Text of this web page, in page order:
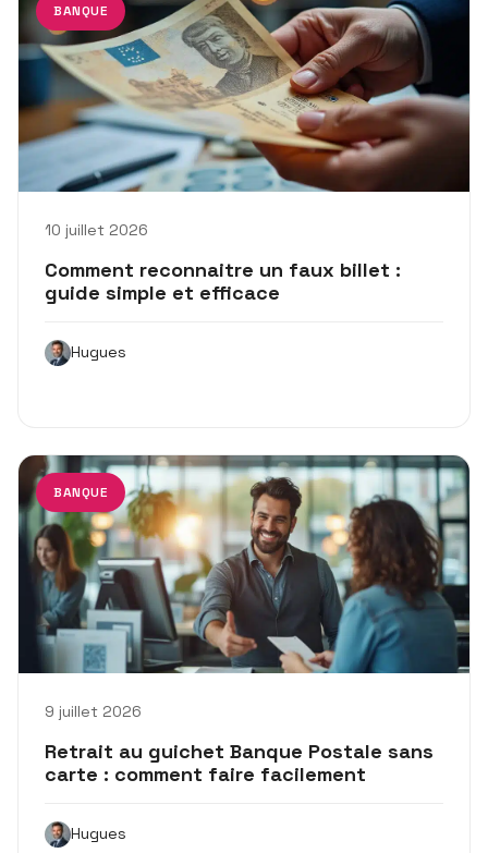
BANQUE
10 juillet 2026
Comment reconnaitre un faux billet :
guide simple et efficace
Hugues
BANQUE
9 juillet 2026
Retrait au guichet Banque Postale sans
carte : comment faire facilement
Hugues